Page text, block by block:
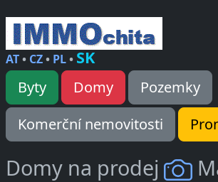
AT• CZ• PL• SK
Byty Domy
Pozemky
Komerční nemovitosti
Domy na prodej